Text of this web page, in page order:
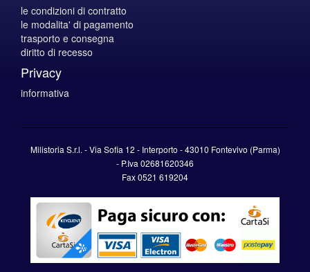
le condizioni di contratto
le modalita' di pagamento
trasporto e consegna
diritto di recesso
Privacy
informativa
Milistoria S.r.l. - Via Sofia 12 - Interporto - 43010 Fontevivo (Parma)
- P.Iva 02681620346
Fax 0521 619204